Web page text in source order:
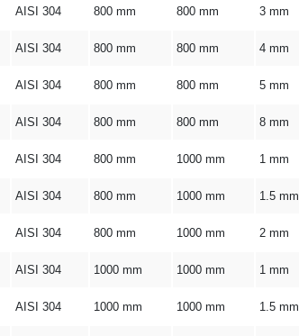
AISI 304 800 mm 800 mm 3 mm
AISI 304 800 mm 800 mm 4 mm
AISI 304 800 mm 800 mm 5 mm
AISI 304 800 mm 800 mm 8 mm
AISI 304 800 mm 1000 mm 1 mm
AISI 304 800 mm 1000 mm 1.5 mm
AISI 304 800 mm 1000 mm 2 mm
AISI 304 1000 mm 1000 mm 1 mm
AISI 304 1000 mm 1000 mm 1.5 mm